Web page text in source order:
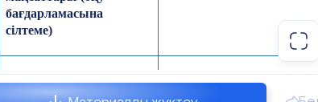
бағдарламасына
сілтеме)
Сабақтың мақсаты Барлық оқушылар білу